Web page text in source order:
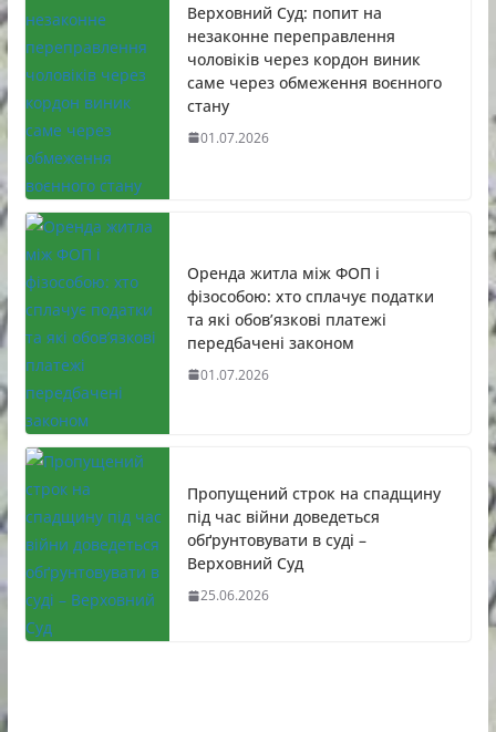
Верховний Суд: попит на
незаконне переправлення
чоловіків через кордон виник
саме через обмеження воєнного
стану
01.07.2026
Оренда житла між ФОП і
фізособою: хто сплачує податки
та які обов’язкові платежі
передбачені законом
01.07.2026
Пропущений строк на спадщину
під час війни доведеться
обґрунтовувати в суді –
Верховний Суд
25.06.2026